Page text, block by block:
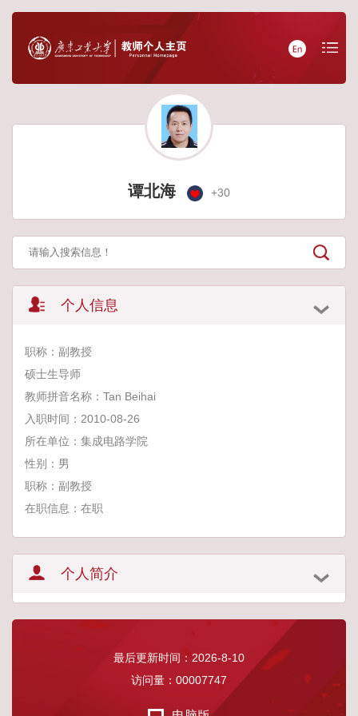
谭北海 +30
个人信息
职称：副教授
硕士生导师
教师拼音名称：Tan Beihai
入职时间：2010-08-26
所在单位：集成电路学院
性别：男
职称：副教授
在职信息：在职
个人简介
最后更新时间： 2026-8-10
访问量： 00007747